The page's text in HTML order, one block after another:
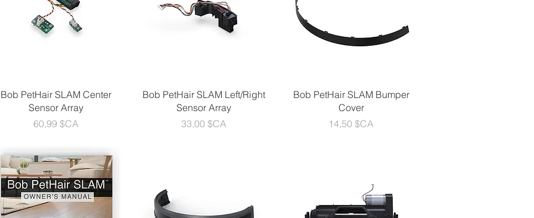
Aperçu rapide
Bob PetHair SLAM Center
Sensor Array
Prix
60,99 $CA
Aperçu rapide
Bob PetHair SLAM Left/Right
Sensor Array
Prix
33,00 $CA
Aperçu rapide
Bob PetHair SLAM Bumper
Cover
Prix
14,50 $CA